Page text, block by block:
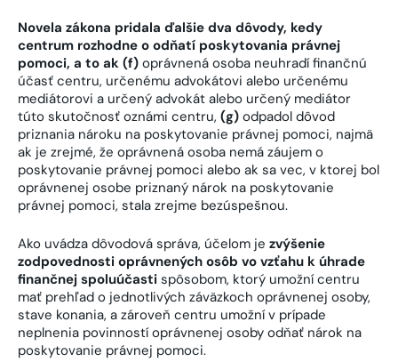
Novela zákona pridala ďalšie dva dôvody, kedy
centrum rozhodne o odňatí poskytovania právnej
pomoci, a to ak (f) oprávnená osoba neuhradí finančnú
účasť centru, určenému advokátovi alebo určenému
mediátorovi a určený advokát alebo určený mediátor
túto skutočnosť oznámi centru, (g) odpadol dôvod
priznania nároku na poskytovanie právnej pomoci, najmä
ak je zrejmé, že oprávnená osoba nemá záujem o
poskytovanie právnej pomoci alebo ak sa vec, v ktorej bol
oprávnenej osobe priznaný nárok na poskytovanie
právnej pomoci, stala zrejme bezúspešnou.
Ako uvádza dôvodová správa, účelom je zvýšenie
zodpovednosti oprávnených osôb vo vzťahu k úhrade
finančnej spoluúčasti spôsobom, ktorý umožní centru
mať prehľad o jednotlivých záväzkoch oprávnenej osoby,
stave konania, a zároveň centru umožní v prípade
neplnenia povinností oprávnenej osoby odňať nárok na
poskytovanie právnej pomoci.